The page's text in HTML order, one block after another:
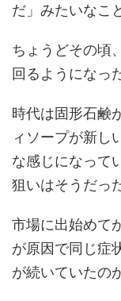
だ」みたいなこ
ちょうどその頃
回るようになっ
時代は固形石鹸
ィソープが新し
な感じになって
狙いはそうだっ
市場に出始めて
が原因で同じ症
が続いていたの